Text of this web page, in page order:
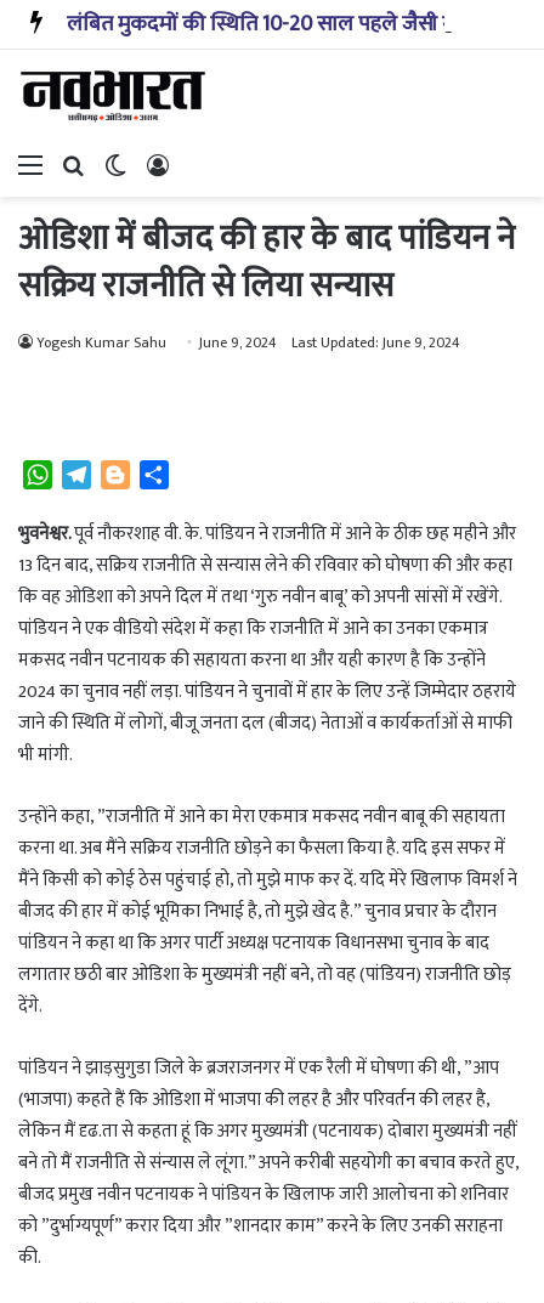
Menu Search forSwitch skin
ओडिशा में बीजद की हार के बाद पांडियन ने
सक्रिय राजनीति से लिया सन्यास
Yogesh Kumar Sahu June 9, 2024 Last Updated: June 9, 2024
W
a
t
s
A
p
p
l
e
g
r
a
m
o
g
g
e
r
a
r
e
भुवनेश्वर.पूर्व नौकरशाह वी. के. पांडियन ने राजनीति में आने के ठीक छह महीने और
13 दिन बाद, सक्रिय राजनीति से सन्यास लेने की रविवार को घोषणा की और कहा
कि वह ओडिशा को अपने दिल में तथा ‘गुरु नवीन बाबू’ को अपनी सांसों में रखेंगे.
पांडियन ने एक वीडियो संदेश में कहा कि राजनीति में आने का उनका एकमात्र
मकसद नवीन पटनायक की सहायता करना था और यही कारण है कि उन्होंने
2024 का चुनाव नहीं लड़ा. पांडियन ने चुनावों में हार के लिए उन्हें जिम्मेदार ठहराये
जाने की स्थिति में लोगों, बीजू जनता दल (बीजद) नेताओं व कार्यकर्ताओं से माफी
भी मांगी.
उन्होंने कहा, ”राजनीति में आने का मेरा एकमात्र मकसद नवीन बाबू की सहायता
करना था. अब मैंने सक्रिय राजनीति छोड़ने का फैसला किया है. यदि इस सफर में
मैंने किसी को कोई ठेस पहुंचाई हो, तो मुझे माफ कर दें. यदि मेरे खिलाफ विमर्श ने
बीजद की हार में कोई भूमिका निभाई है, तो मुझे खेद है.” चुनाव प्रचार के दौरान
पांडियन ने कहा था कि अगर पार्टी अध्यक्ष पटनायक विधानसभा चुनाव के बाद
लगातार छठी बार ओडिशा के मुख्यमंत्री नहीं बने, तो वह (पांडियन) राजनीति छोड़
देंगे.
पांडियन ने झाड़सुगुडा जिले के ब्रजराजनगर में एक रैली में घोषणा की थी, ”आप
(भाजपा) कहते हैं कि ओडिशा में भाजपा की लहर है और परिवर्तन की लहर है,
लेकिन मैं दृढ.ता से कहता हूं कि अगर मुख्यमंत्री (पटनायक) दोबारा मुख्यमंत्री नहीं
बने तो मैं राजनीति से संन्यास ले लूंगा.” अपने करीबी सहयोगी का बचाव करते हुए,
बीजद प्रमुख नवीन पटनायक ने पांडियन के खिलाफ जारी आलोचना को शनिवार
को ”दुर्भाग्यपूर्ण” करार दिया और ”शानदार काम” करने के लिए उनकी सराहना
की.